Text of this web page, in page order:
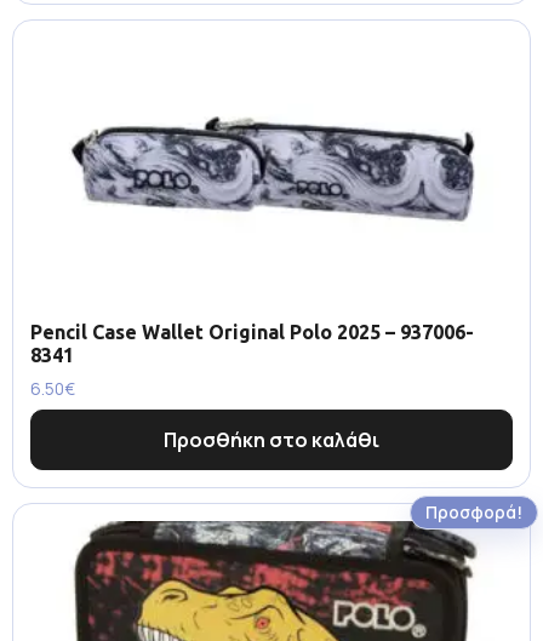
Pencil Case Wallet Original Polo 2025 – 937006-
8341
6.50€
Προσθήκη στο καλάθι
Προσφορά!